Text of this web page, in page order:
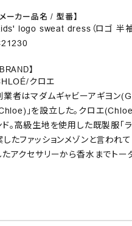
メーカー品名 / 型番】
logo sweat dress（ロゴ 半袖
BRAND】
クロエ
業者はマダムギャビーアギヨン
」を設立した。クロエ
ド。高級生地を使用した既製服「
したファッションメゾンと言われ
たアクセサリーから香水までトー